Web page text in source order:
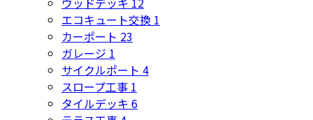
エコキュート交換 1
カーポート 23
ガレージ 1
サイクルポート 4
スロープ工事 1
タイルデッキ 6